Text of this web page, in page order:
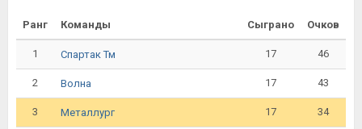
Ранг Команды Сыграно Очков
1 Спартак Тм 17 46
2 Волна 17 43
3 Металлург 17 34